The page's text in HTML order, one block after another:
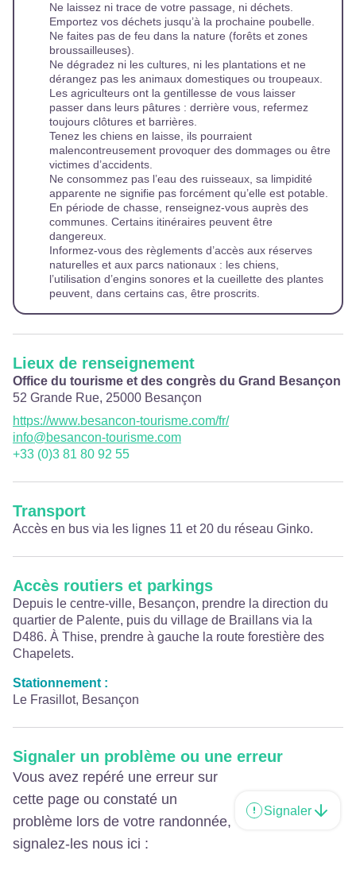
Ne laissez ni trace de votre passage, ni déchets.
Emportez vos déchets jusqu’à la prochaine poubelle.
Ne faites pas de feu dans la nature (forêts et zones
broussailleuses).
Ne dégradez ni les cultures, ni les plantations et ne
dérangez pas les animaux domestiques ou troupeaux.
Les agriculteurs ont la gentillesse de vous laisser
passer dans leurs pâtures : derrière vous, refermez
toujours clôtures et barrières.
Tenez les chiens en laisse, ils pourraient
malencontreusement provoquer des dommages ou être
victimes d’accidents.
Ne consommez pas l’eau des ruisseaux, sa limpidité
apparente ne signifie pas forcément qu’elle est potable.
En période de chasse, renseignez-vous auprès des
communes. Certains itinéraires peuvent être
dangereux.
Informez-vous des règlements d’accès aux réserves
naturelles et aux parcs nationaux : les chiens,
l’utilisation d’engins sonores et la cueillette des plantes
peuvent, dans certains cas, être proscrits.
Lieux de renseignement
Office du tourisme et des congrès du Grand Besançon
52 Grande Rue, 25000 Besançon
https://www.besancon-tourisme.com/fr/
info@besancon-tourisme.com
+33 (0)3 81 80 92 55
Transport
Accès en bus via les lignes 11 et 20 du réseau Ginko.
Accès routiers et parkings
Depuis le centre-ville, Besançon, prendre la direction du
quartier de Palente, puis du village de Braillans via la
D486. À Thise, prendre à gauche la route forestière des
Chapelets.
Stationnement :
Le Frasillot, Besançon
Signaler un problème ou une erreur
Vous avez repéré une erreur sur
cette page ou constaté un
problème lors de votre randonnée,
signalez-les nous ici :
Signaler